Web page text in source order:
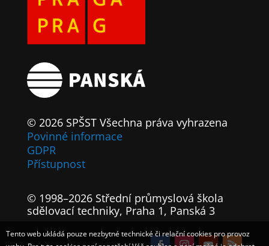
© 2026 SPŠST Všechna práva vyhrazena
Povinné informace
GDPR
Přístupnost
© 1998–2026 Střední průmyslová škola
sdělovací techniky, Praha 1, Panská 3
Tento web ukládá pouze nezbytné technické či relační cookies pro provoz